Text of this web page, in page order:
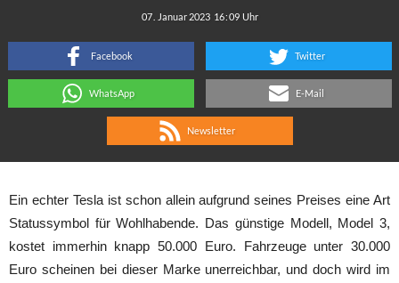
:
Facebook Twitter
WhatsApp E-Mail
Newsletter
Ein echter Tesla ist schon allein aufgrund seines Preises eine Art
Statussymbol für Wohlhabende. Das günstige Modell, Model 3,
kostet immerhin knapp 50.000 Euro. Fahrzeuge unter 30.000
Euro scheinen bei dieser Marke unerreichbar, und doch wird im